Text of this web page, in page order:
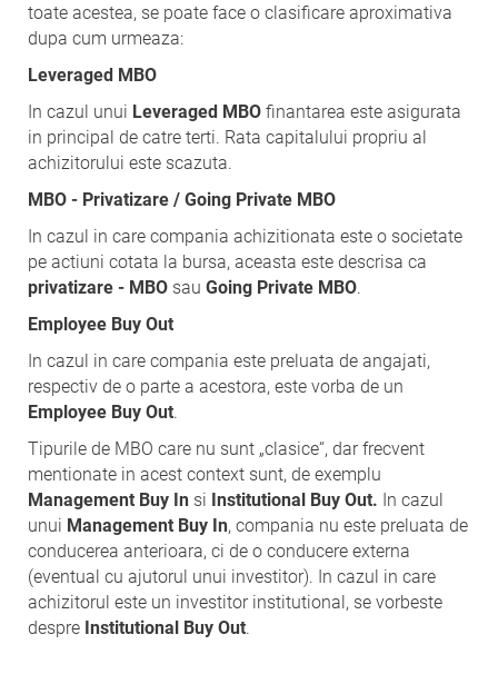
toate acestea, se poate face o clasificare aproximativa
dupa cum urmeaza:
Leveraged MBO
In cazul unui Leveraged MBO finantarea este asigurata
in principal de catre terti. Rata capitalului propriu al
achizitorului este scazuta.
MBO - Privatizare / Going Private MBO
In cazul in care compania achizitionata este o societate
pe actiuni cotata la bursa, aceasta este descrisa ca
privatizare - MBO sau Going Private MBO.
Employee Buy Out
In cazul in care compania este preluata de angajati,
respectiv de o parte a acestora, este vorba de un
Employee Buy Out.
Tipurile de MBO care nu sunt „clasice“, dar frecvent
mentionate in acest context sunt, de exemplu
Management Buy In si Institutional Buy Out. In cazul
unui Management Buy In, compania nu este preluata de
conducerea anterioara, ci de o conducere externa
(eventual cu ajutorul unui investitor). In cazul in care
achizitorul este un investitor institutional, se vorbeste
despre Institutional Buy Out.